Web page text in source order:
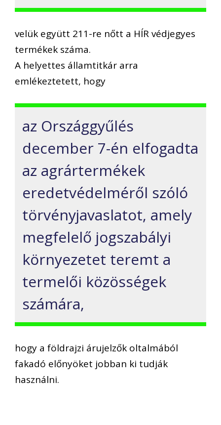
velük együtt 211-re nőtt a HÍR védjegyes
termékek száma.
A helyettes államtitkár arra
emlékeztetett, hogy
az Országgyűlés
december 7-én elfogadta
az agrártermékek
eredetvédelméről szóló
törvényjavaslatot, amely
megfelelő jogszabályi
környezetet teremt a
termelői közösségek
számára,
hogy a földrajzi árujelzők oltalmából
fakadó előnyöket jobban ki tudják
használni.